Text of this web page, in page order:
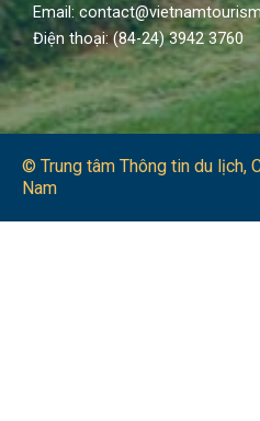
Email:
Điện thoại: (84-24) 3942 3760
© Trung tâm Thông tin du lịch​,
Nam